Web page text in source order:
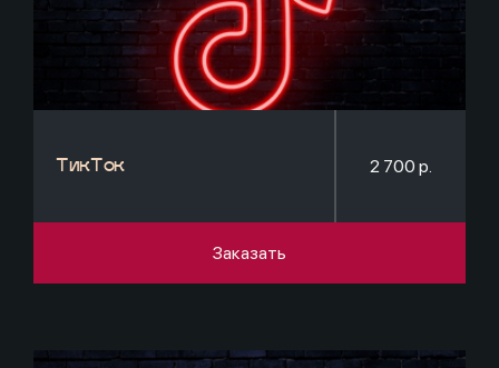
ТикТок 2 700 р.
Заказать